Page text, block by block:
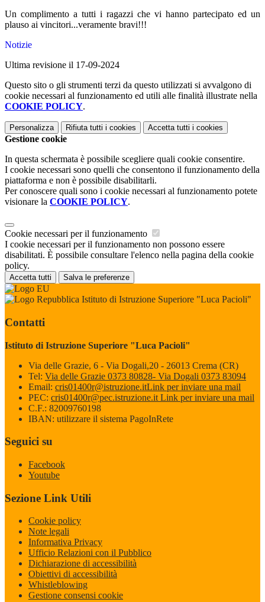
Un complimento a tutti i ragazzi che vi hanno partecipato ed un
plauso ai vincitori...veramente bravi!!!
Notizie
Ultima revisione il 17-09-2024
Questo sito o gli strumenti terzi da questo utilizzati si avvalgono di
cookie necessari al funzionamento ed utili alle finalità illustrate nella
COOKIE POLICY.
Personalizza Rifiuta tutti i cookies Accetta tutti i cookies
Gestione cookie
In questa schermata è possibile scegliere quali cookie consentire.
I cookie necessari sono quelli che consentono il funzionamento della
piattaforma e non è possibile disabilitarli.
Per conoscere quali sono i cookie necessari al funzionamento potete
visionare la COOKIE POLICY.
Cookie necessari per il funzionamento
I cookie necessari per il funzionamento non possono essere
disabilitati. È possibile consultare l'elenco nella pagina della cookie
policy.
Accetta tutti Salva le preferenze
Istituto di Istruzione Superiore "Luca Pacioli"
Contatti
Istituto di Istruzione Superiore "Luca Pacioli"
Via delle Grazie, 6 - Via Dogali,20 - 26013 Crema (CR)
Tel: Via delle Grazie 0373 80828- Via Dogali 0373 83094
Email: cris01400r@istruzione.itLink per inviare una mail
PEC: cris01400r@pec.istruzione.it Link per inviare una mail
C.F.: 82009760198
IBAN: utilizzare il sistema PagoInRete
Seguici su
Facebook
Youtube
Sezione Link Utili
Cookie policy
Note legali
Informativa Privacy
Ufficio Relazioni con il Pubblico
Dichiarazione di accessibilità
Obiettivi di accessibilità
Whistleblowing
Gestione consensi cookie